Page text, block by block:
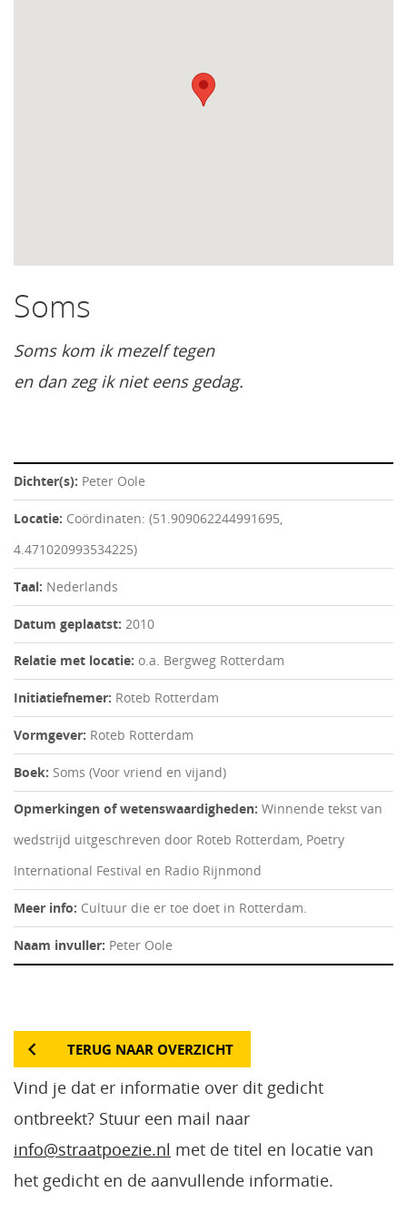
Soms
Soms kom ik mezelf tegen
en dan zeg ik niet eens gedag.
Dichter(s): Peter Oole
Locatie: Coördinaten: (51.909062244991695,
4.471020993534225)
Taal: Nederlands
Datum geplaatst: 2010
Relatie met locatie: o.a. Bergweg Rotterdam
Initiatiefnemer: Roteb Rotterdam
Vormgever: Roteb Rotterdam
Boek: Soms (Voor vriend en vijand)
Opmerkingen of wetenswaardigheden: Winnende tekst van
wedstrijd uitgeschreven door Roteb Rotterdam, Poetry
International Festival en Radio Rijnmond
Meer info: Cultuur die er toe doet in Rotterdam.
Naam invuller: Peter Oole
TERUG NAAR OVERZICHT
Vind je dat er informatie over dit gedicht
ontbreekt? Stuur een mail naar
info@straatpoezie.nl met de titel en locatie van
het gedicht en de aanvullende informatie.